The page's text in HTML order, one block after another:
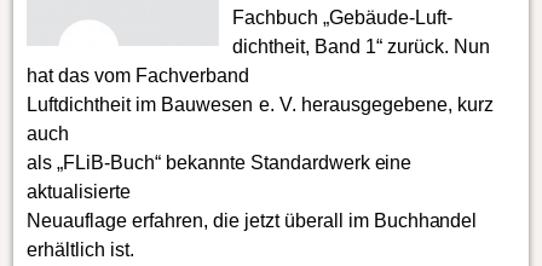
Fachbuch „Gebäude-Luft-
dichtheit, Band 1“ zurück. Nun
hat das vom Fachverband
Luftdichtheit im Bauwesen e. V. herausgegebene, kurz
auch
als „FLiB-Buch“ bekannte Standardwerk eine
aktualisierte
Neuauflage erfahren, die jetzt überall im Buchhandel
erhältlich ist.